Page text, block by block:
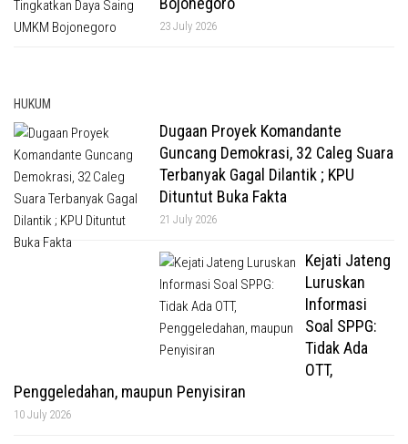
23 July 2026
HUKUM
Dugaan Proyek Komandante
Guncang Demokrasi, 32 Caleg Suara
Terbanyak Gagal Dilantik ; KPU
Dituntut Buka Fakta
21 July 2026
Kejati Jateng
Luruskan
Informasi
Soal SPPG:
Tidak Ada
OTT,
Penggeledahan, maupun Penyisiran
10 July 2026